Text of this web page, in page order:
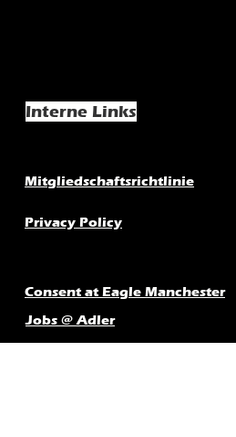
Interne Links
Mitgliedschaftsrichtlinie
Privacy Policy
Consent at Eagle Manchester
Jobs @ Adler